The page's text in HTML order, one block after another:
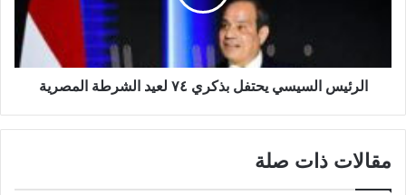
الرئيس السيسي يحتفل بذكري ٧٤ لعيد الشرطة المصرية
مقالات ذات صلة